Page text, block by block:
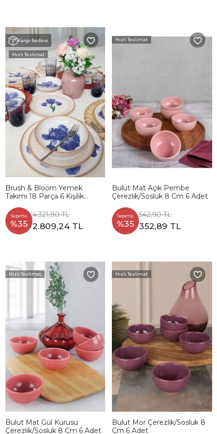
Kargo Bedava
Hızlı Teslimat
Brush & Bloom Yemek
Takımı 18 Parça 6 Kişilik
Sepette
%35
4.321,90 TL
2.809,24 TL
Hızlı Teslimat
Bulut Mat Açık Pembe
Çerezlik/Sosluk 8 Cm 6 Adet
Sepette
%35
542,90 TL
352,89 TL
Hızlı Teslimat
Bulut Mat Gül Kurusu
Çerezlik/Sosluk 8 Cm 6 Adet
Hızlı Teslimat
Bulut Mor Çerezlik/Sosluk 8
Cm 6 Adet